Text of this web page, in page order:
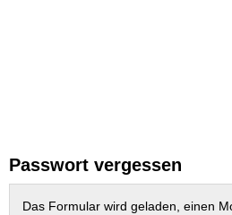
Passwort vergessen
Das Formular wird geladen, einen